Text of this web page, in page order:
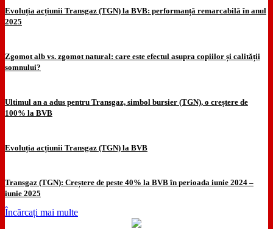
Evoluția acțiunii Transgaz (TGN) la BVB: performanță remarcabilă în anul
2025
Zgomot alb vs. zgomot natural: care este efectul asupra copiilor și calității
somnului?
Ultimul an a adus pentru Transgaz, simbol bursier (TGN), o creștere de
100% la BVB
Evoluția acțiunii Transgaz (TGN) la BVB
Transgaz (TGN): Creștere de peste 40% la BVB în perioada iunie 2024 –
iunie 2025
Încărcați mai multe